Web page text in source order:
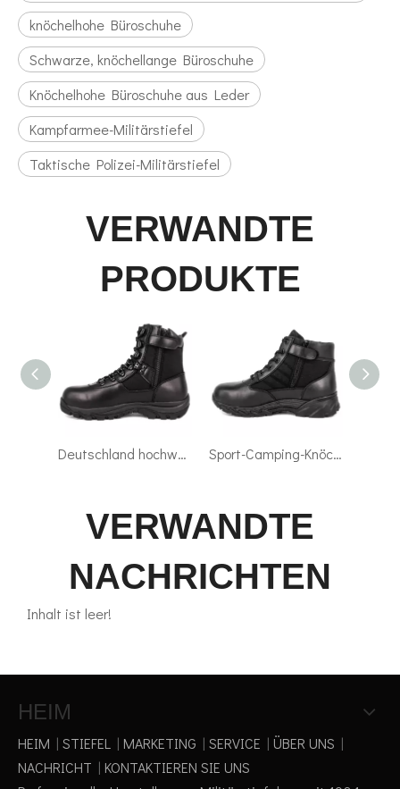
knöchelhohe Büroschuhe
Schwarze, knöchellange Büroschuhe
Knöchelhohe Büroschuhe aus Leder
Kampfarmee-Militärstiefel
Taktische Polizei-Militärstiefel
VERWANDTE
PRODUKTE
Sport-Camping-Knöchel-Armee-Outdoor-Taktikstiefel 4123 Militärische Herren-Büroschuhe aus schwarzem Leder von höchster Qualität 1253
VERWANDTE
NACHRICHTEN
Inhalt ist leer!
HEIM
HEIM | STIEFEL | MARKETING | SERVICE | ÜBER UNS |
NACHRICHT | KONTAKTIEREN SIE UNS